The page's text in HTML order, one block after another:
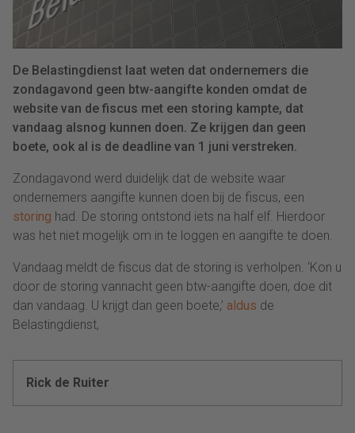
De Belastingdienst laat weten dat ondernemers die
zondagavond geen btw-aangifte konden omdat de
website van de fiscus met een storing kampte, dat
vandaag alsnog kunnen doen. Ze krijgen dan geen
boete, ook al is de deadline van 1 juni verstreken.
Zondagavond werd duidelijk dat de website waar
ondernemers aangifte kunnen doen bij de fiscus, een
storing had. De storing ontstond iets na half elf. Hierdoor
was het niet mogelijk om in te loggen en aangifte te doen.
Vandaag meldt de fiscus dat de storing is verholpen. ‘Kon u
door de storing vannacht geen btw-aangifte doen, doe dit
dan vandaag. U krijgt dan geen boete,’ aldus de
Belastingdienst,
Rick de Ruiter